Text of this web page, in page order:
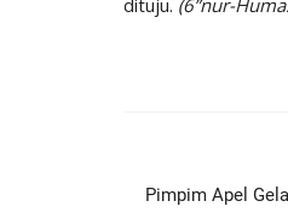
dituju. (6”nur-
Pimpim Apel